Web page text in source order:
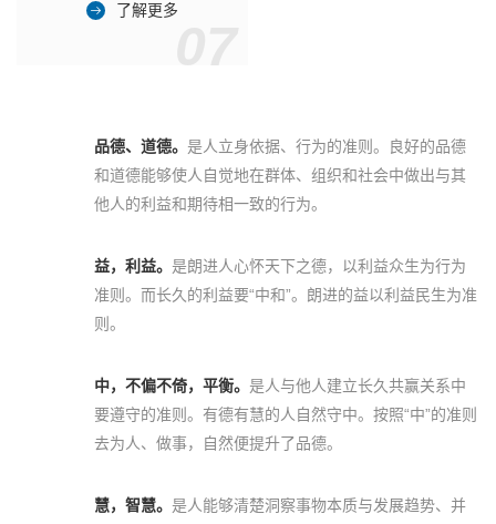
了解更多
品德、道德。 是人立身依据、行为的准则。良好的品德
和道德能够使人自觉地在群体、组织和社会中做出与其
他人的利益和期待相一致的行为。
益，利益。 是朗进人心怀天下之德，以利益众生为行为
准则。而长久的利益要“中和”。朗进的益以利益民生为准
则。
中，不偏不倚，平衡。 是人与他人建立长久共赢关系中
要遵守的准则。有德有慧的人自然守中。按照“中”的准则
去为人、做事，自然便提升了品德。
慧，智慧。 是人能够清楚洞察事物本质与发展趋势、并